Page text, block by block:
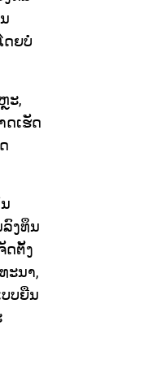
ດຍບໍ່
ະ,
ດເຮັດ
ງທຶນ
ດຕັ້ງ
ະນາ,
ບຍືນ